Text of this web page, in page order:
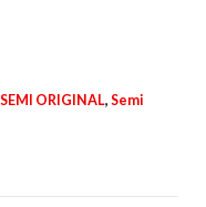
SEMI ORIGINAL, Semi